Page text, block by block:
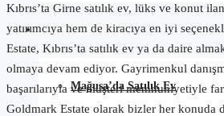
Kıbrıs Satılık Ev
Mağusa’da Satılık Ev
Kıbrıs’ta Girne satılık ev, lüks ve konut
yatırımcıya hem de kiracıya en iyi
Estate, Kıbrıs’ta satılık ev ya da daire
olmaya devam ediyor. Gayrimenkul
başarılarıyla ve müşteri memnuniyetiyle
Goldmark Estate olarak bizler her konuda